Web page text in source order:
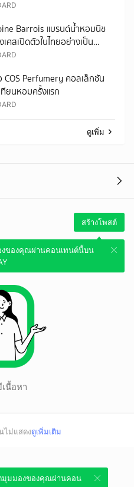
Barrois แบรนด์น้ำหอมนิช
ศสเปิดตัวในไทยอย่างเป็น
COS Perfumery คอลเล็กชัน
ทียนหอมครั้งแรก
ดูเพิ่ม
สร้างโพสต์
ของคุณผ่านคอนเทนต์นี้บน
นื้อหา
ไม่แสดงดูเพิ่มเติม
คอนเทนต์นี้บน
มุมมองของคุณผ่านคอน